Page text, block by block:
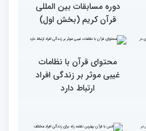
جزئیات دومین روز رقابت
بین‌المللی قرآن کریم